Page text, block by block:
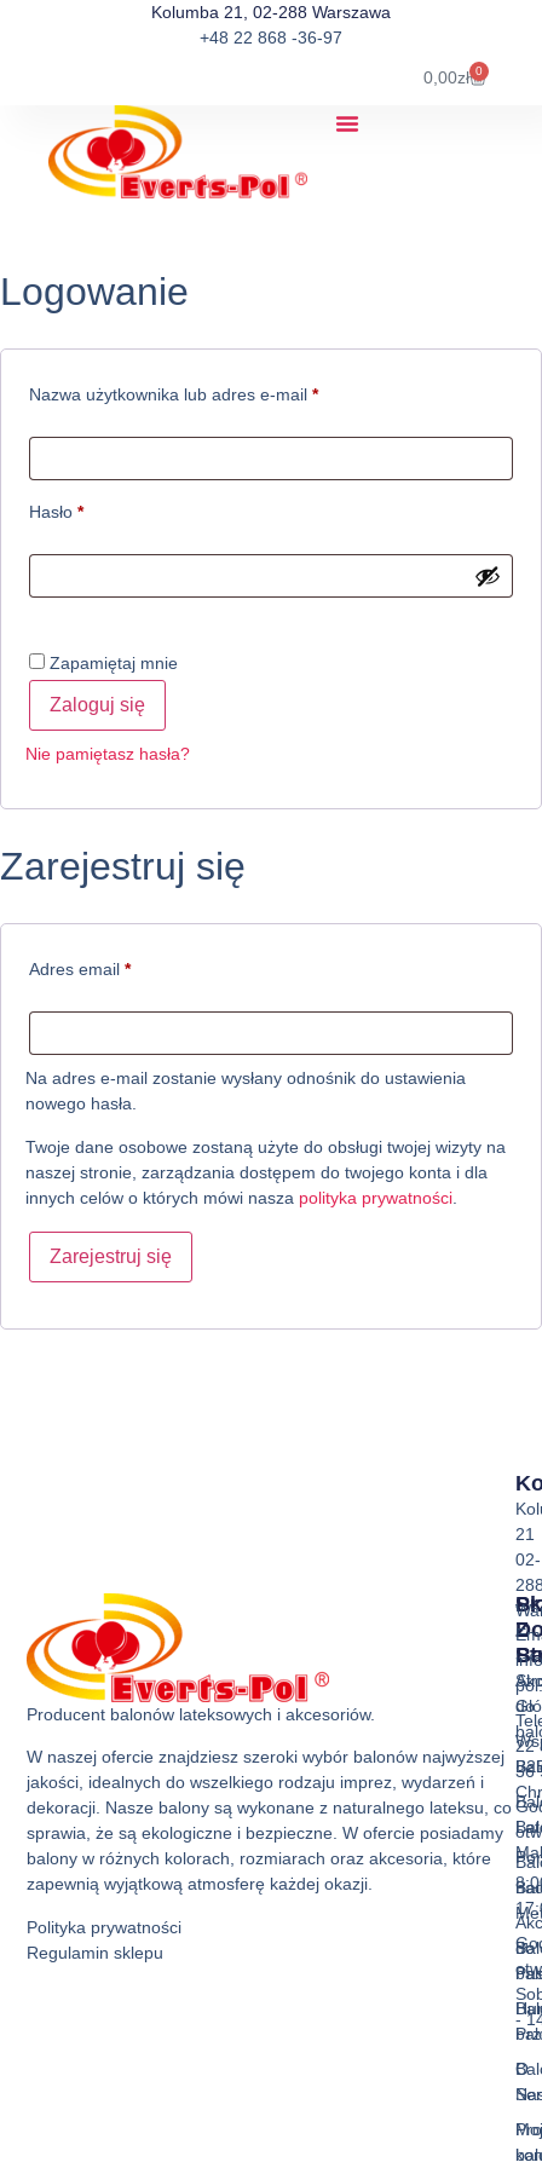
Kolumba 21, 02-288 Warszawa
+48 22 868 -36-97
0,00zł 0
Logowanie
Nazwa użytkownika lub adres e-mail *
Hasło *
Zapamiętaj mnie
Zaloguj się
Nie pamiętasz hasła?
Zarejestruj się
Adres email *
Na adres e-mail zostanie wysłany odnośnik do ustawienia
nowego hasła.
Twoje dane osobowe zostaną użyte do obsługi twojej wizyty na
naszej stronie, zarządzania dostępem do twojego konta i dla
innych celów o których mówi nasza polityka prywatności
Zarejestruj się
Producent balonów lateksowych i akcesoriów.
W naszej ofercie znajdziesz szeroki wybór balonów najwyższej
jakości, idealnych do wszelkiego rodzaju imprez, wydarzeń i
dekoracji. Nasze balony są wykonane z naturalnego lateksu, co
sprawia, że są ekologiczne i bezpieczne. W ofercie posiadamy
balony w różnych kolorach, rozmiarach oraz akcesoria, które
zapewnią wyjątkową atmosferę każdej okazji.
Polityka prywatności
Regulamin sklepu
Z
do
do
O
21
02-
22
36
-